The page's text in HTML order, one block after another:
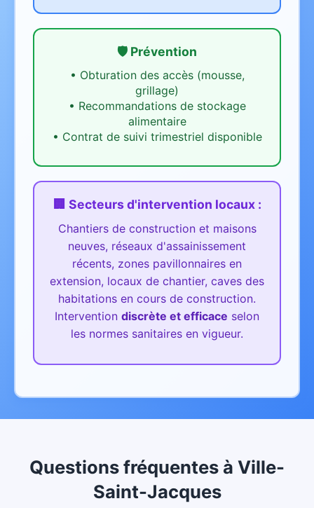
🛡️ Prévention
• Obturation des accès (mousse,
grillage)
• Recommandations de stockage
alimentaire
• Contrat de suivi trimestriel disponible
🏢 Secteurs d'intervention locaux :
Chantiers de construction et maisons
neuves, réseaux d'assainissement
récents, zones pavillonnaires en
extension, locaux de chantier, caves des
habitations en cours de construction.
Intervention discrète et efficace selon
les normes sanitaires en vigueur.
Questions fréquentes à Ville-
Saint-Jacques